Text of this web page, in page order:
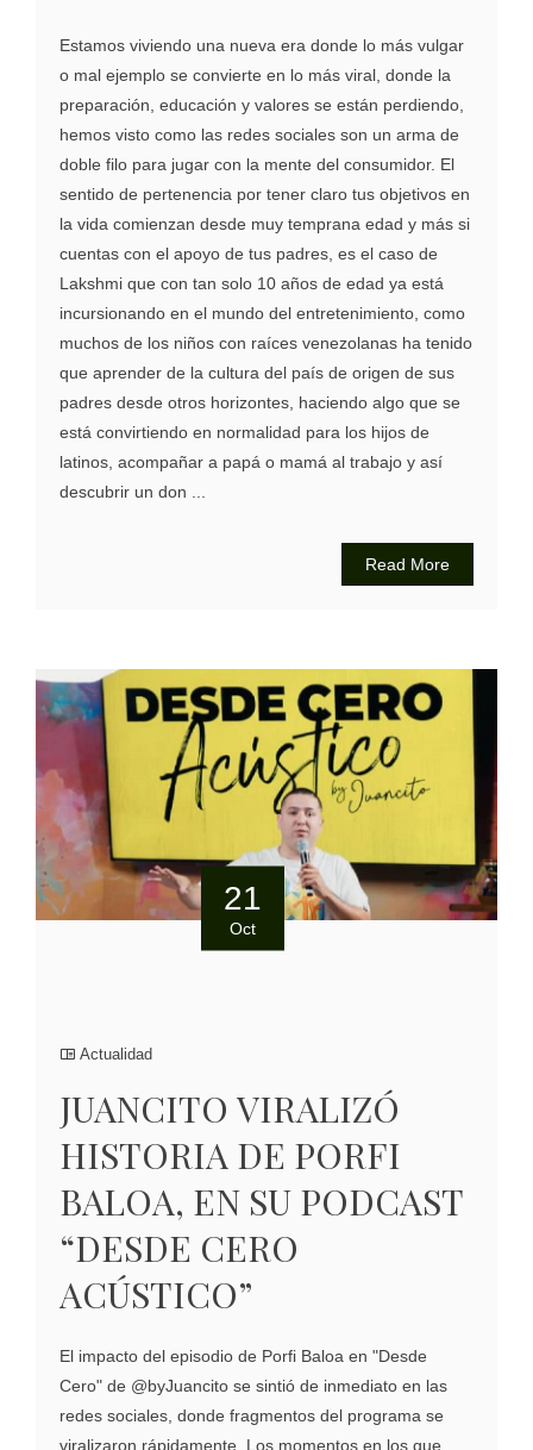
Estamos viviendo una nueva era donde lo más vulgar
o mal ejemplo se convierte en lo más viral, donde la
preparación, educación y valores se están perdiendo,
hemos visto como las redes sociales son un arma de
doble filo para jugar con la mente del consumidor. El
sentido de pertenencia por tener claro tus objetivos en
la vida comienzan desde muy temprana edad y más si
cuentas con el apoyo de tus padres, es el caso de
Lakshmi que con tan solo 10 años de edad ya está
incursionando en el mundo del entretenimiento, como
muchos de los niños con raíces venezolanas ha tenido
que aprender de la cultura del país de origen de sus
padres desde otros horizontes, haciendo algo que se
está convirtiendo en normalidad para los hijos de
latinos, acompañar a papá o mamá al trabajo y así
descubrir un don ...
Read More
21
Oct
Actualidad
JUANCITO VIRALIZÓ
HISTORIA DE PORFI
BALOA, EN SU PODCAST
“DESDE CERO
ACÚSTICO”
El impacto del episodio de Porfi Baloa en "Desde
Cero" de @byJuancito se sintió de inmediato en las
redes sociales, donde fragmentos del programa se
viralizaron rápidamente. Los momentos en los que